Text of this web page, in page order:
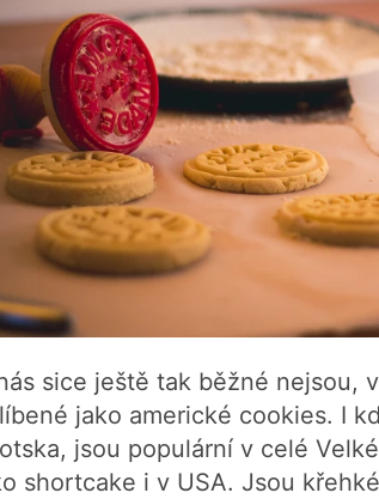
sice ještě tak běžné nejsou,
jako americké cookies. I
jsou populární v celé
shortcake i v USA. Jsou